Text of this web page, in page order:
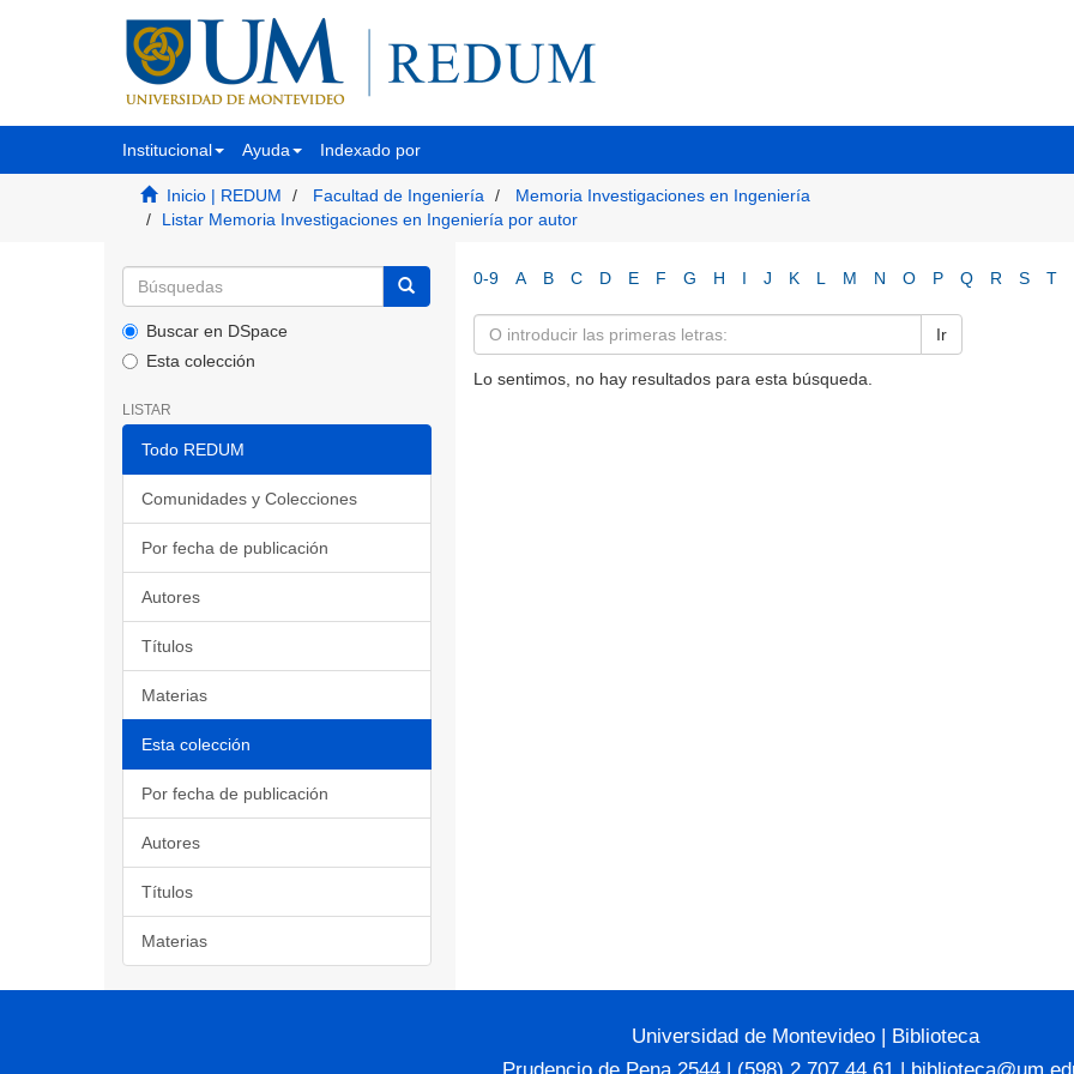
Institucional Ayuda Indexado por
Inicio | REDUM Facultad de Ingeniería
Memoria Investigaciones en Ingeniería
Listar Memoria Investigaciones en Ingeniería por autor
Buscar en DSpace
Esta colección
LISTAR
Todo REDUM
Comunidades y Colecciones
Por fecha de publicación
Autores
Títulos
Materias
Esta colección
Por fecha de publicación
Autores
Títulos
Materias
0-9 A B C D E F G H I J K L M N O P Q R S T
Ir
Lo sentimos, no hay resultados para esta búsqueda.
Universidad de Montevideo | Biblioteca